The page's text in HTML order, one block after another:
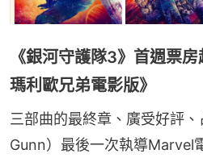
《銀河守護隊3》首週票
瑪利歐兄弟電影版》
三部曲的最終章、廣受好評
Gunn）最後一次執導Marvel